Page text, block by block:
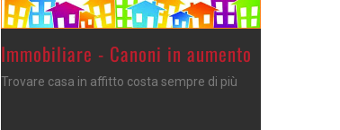
Immobiliare - Canoni in aumento
Trovare casa in affitto costa sempre di più